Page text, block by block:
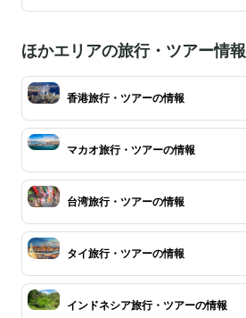
ほかエリアの旅行・ツアー情報
香港旅行・ツアーの情報
マカオ旅行・ツアーの情報
台湾旅行・ツアーの情報
タイ旅行・ツアーの情報
インドネシア旅行・ツアーの情報